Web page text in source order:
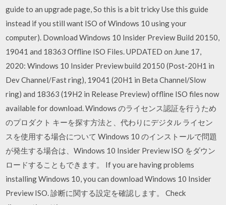
guide to an upgrade page, So this is a bit tricky Use this guide
instead if you still want ISO of Windows 10 using your
computer). Download Windows 10 Insider Preview Build 20150,
19041 and 18363 Offline ISO Files. UPDATED on June 17,
2020: Windows 10 Insider Preview build 20150 (Post-20H1 in
Dev Channel/Fast ring), 19041 (20H1 in Beta Channel/Slow
ring) and 18363 (19H2 in Release Preview) offline ISO files now
available for download. Windows のライセンス認証を行うため
のプロダクト キーを探す方法と、代わりにデジタル ライセン
スを使用する場合について Windows 10 のインストールで問題
が発生する場合は、Windows 10 Insider Preview ISO をダウン
ロードすることもできます。 If you are having problems
installing Windows 10, you can download Windows 10 Insider
Preview ISO. 診断に関する設定を確認します。 Check